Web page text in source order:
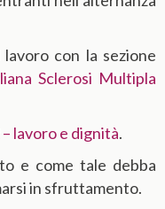
con la sezione
Sclerosi Multipla
– lavoro e dignità.
e come tale debba
in sfruttamento.